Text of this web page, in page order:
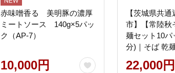
赤味噌香る 美明豚の濃厚
ミートソース 140g×5パッ
ク（AP-7）
10,000円
【茨城県共通
市】【常陸秋
麺セット10パ
分)｜そば 乾
茨城県共通
年越しそば
22,000円